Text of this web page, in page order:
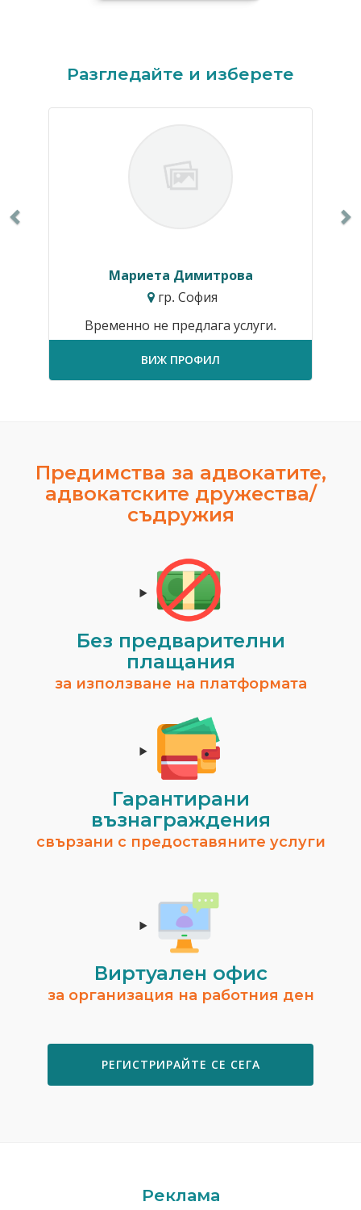
Разгледайте и изберете
Мариета Димитрова
гр. София
Временно не предлага услуги.
ВИЖ ПРОФИЛ
Предимства за адвокатите,
адвокатските дружества/
съдружия
Без предварителни
плащания
за използване на платформата
Гарантирани
възнаграждения
свързани с предоставяните услуги
Виртуален офис
за организация на работния ден
РЕГИСТРИРАЙТЕ СЕ СЕГА
Реклама